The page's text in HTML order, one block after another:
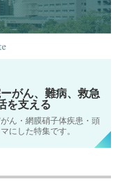
がん、難病、救急
を支える
ん・網膜硝子体疾患・頭
にした特集です。